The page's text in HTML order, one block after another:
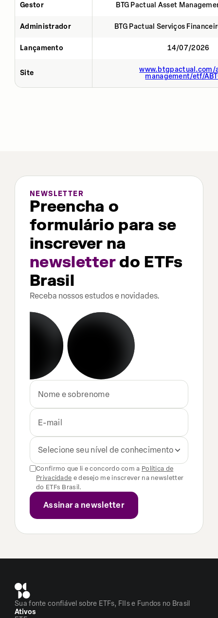
Gestor BTG Pactual Asset
Administrador BTG Pactual Serviços
Lançamento 14/07/2026
Site
www.btgpactual.com/
management/etf/
NEWSLETTER
Preencha o
formulário para se
inscrever na
newsletterdo ETFs
Brasil
Receba nossos estudos e novidades.
Selecione seu nível de conhecimento
Confirmo que li e concordo com a Política de
Privacidade e desejo me inscrever na newsletter
do ETFs Brasil.
Sua fonte confiável sobre ETFs, FIIs e Fundos no Brasil
Ativos